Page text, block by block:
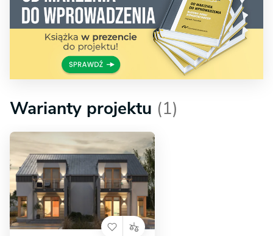
Warianty projektu (1)